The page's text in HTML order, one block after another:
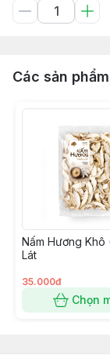
Các sản
Nấm Hương Khô
Lát
35.000đ
Chọn